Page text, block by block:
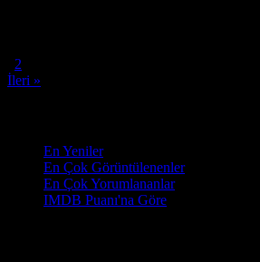
2
İleri »
En Yeniler
En Çok Görüntülenenler
En Çok Yorumlananlar
IMDB Puanı'na Göre